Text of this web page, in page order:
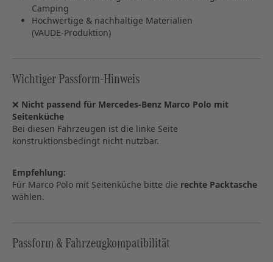
Camping
Hochwertige & nachhaltige Materialien
(VAUDE‑Produktion)
Wichtiger Passform‑Hinweis
❌ Nicht passend für Mercedes‑Benz Marco Polo mit
Seitenküche
Bei diesen Fahrzeugen ist die linke Seite
konstruktionsbedingt nicht nutzbar.
Empfehlung:
Für Marco Polo mit Seitenküche bitte die rechte Packtasche
wählen.
Passform & Fahrzeugkompatibilität